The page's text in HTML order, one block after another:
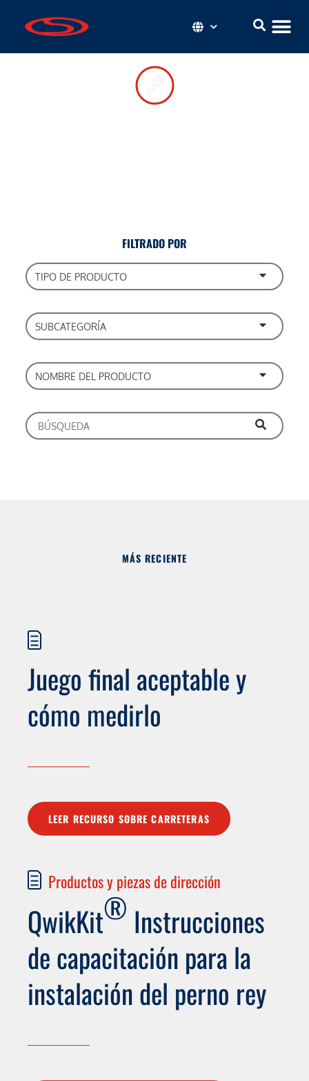
Recursos viales
FILTRADO POR
MÁS RECIENTE
Juego final aceptable y
cómo medirlo
LEER RECURSO SOBRE CARRETERAS
Productos y piezas de dirección
QwikKit® Instrucciones
de capacitación para la
instalación del perno rey